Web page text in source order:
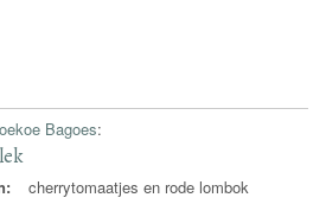
Bagoes:
cherrytomaatjes en rode lombok